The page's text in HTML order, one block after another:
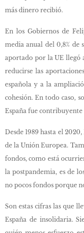
más dinero recibió.
En los Gobiernos de
media anual del 0,8% de
aportado por la UE llegó
reducirse las
española y a la
cohesión. En todo caso,
España fue
Desde 1989 hasta el
de la Unión Europea.
fondos, como está
la postpandemia, es de
no pocos fondos porque
Son estas cifras las que
España de insolidaria.